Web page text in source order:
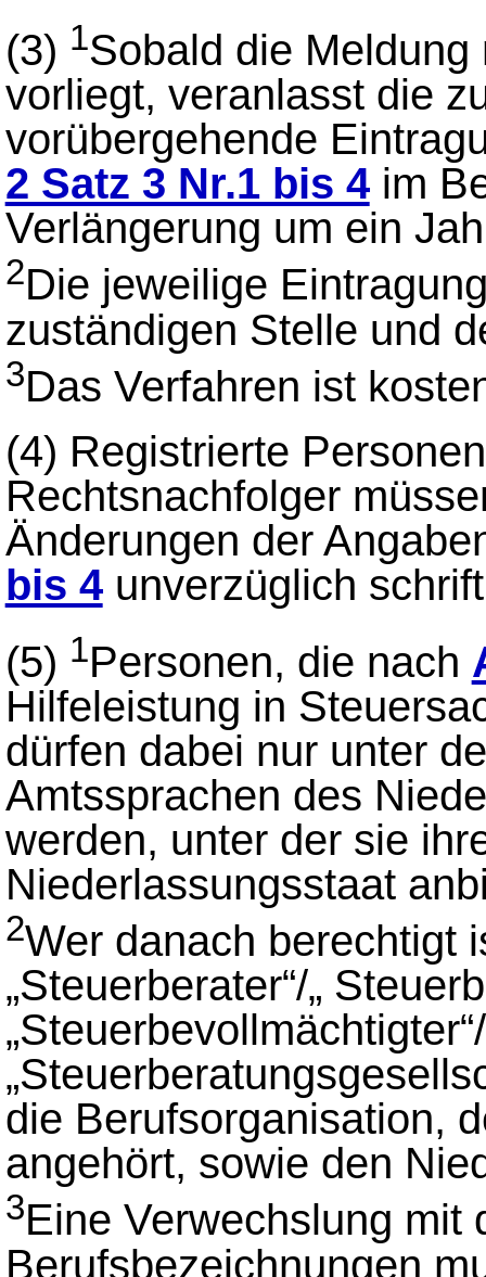
(3) 1Sobald die
vorliegt, veranlasst die
vorübergehende
2 Satz 3 Nr.1 bis 4im
Verlängerung um ein
2Die jeweilige
zuständigen Stelle und
3Das Verfahren ist
(4) Registrierte
Rechtsnachfolger
Änderungen der
bis 4unverzüglich
(5) 1Personen, die nach
Hilfeleistung in
dürfen dabei nur unter
Amtssprachen des
werden, unter der sie
Niederlassungsstaat
2Wer danach berechtigt
„Steuerberater“/„
die Berufsorganisation,
angehört, sowie den
3Eine Verwechslung mit
Berufsbezeichnungen